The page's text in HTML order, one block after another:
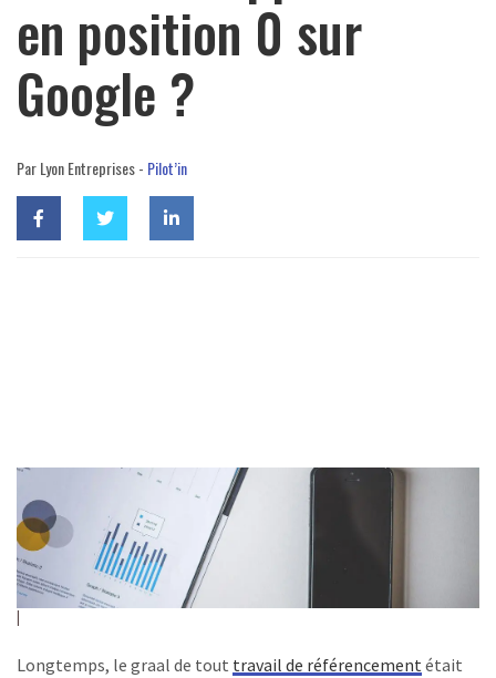
en position 0 sur
Google ?
Par Lyon Entreprises - Pilot’in
Longtemps, le graal de tout travail de référencementétait